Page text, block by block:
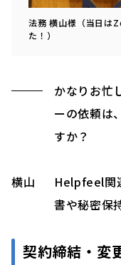
法務 横山様（当日は
た！）
かなりお忙
ーの依頼は
すか？
横山
Helpfeel関
書や秘密保
契約締結・変